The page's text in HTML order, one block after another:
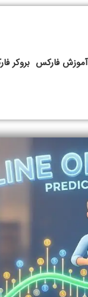
آموزش فارکس بروکر